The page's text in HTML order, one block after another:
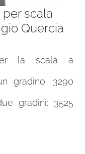
scala
Quercia
la scala a
gradino: 3290
gradini: 3525